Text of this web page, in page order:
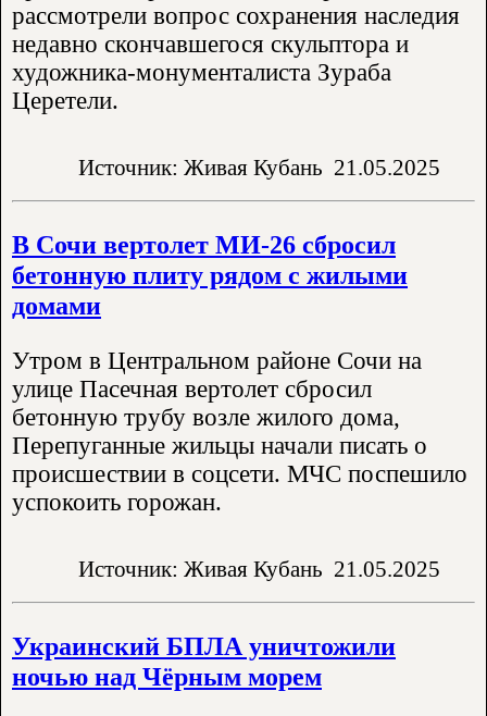
рассмотрели вопрос сохранения наследия
недавно скончавшегося скульптора и
художника-монументалиста Зураба
Церетели.
Источник: Живая Кубань 21.05.2025
В Сочи вертолет МИ-26 сбросил
бетонную плиту рядом с жилыми
домами
Утром в Центральном районе Сочи на
улице Пасечная вертолет сбросил
бетонную трубу возле жилого дома,
Перепуганные жильцы начали писать о
происшествии в соцсети. МЧС поспешило
успокоить горожан.
Источник: Живая Кубань 21.05.2025
Украинский БПЛА уничтожили
ночью над Чёрным морем